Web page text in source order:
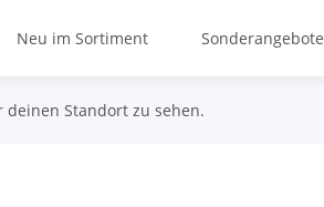
Neu im Sortiment Sonderangebote
Standort zu sehen.